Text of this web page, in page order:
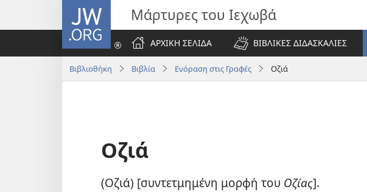
JW.ORG Μάρτυρες του Ιεχωβά
ΑΡΧΙΚΗ ΣΕΛΙΔΑ
ΒΙΒΛΙΚΕΣ ΔΙΔΑΣΚΑΛΙΕΣ
Βιβλιοθήκη Βιβλία Ενόραση στις Γραφές Οζιά
Οζιά
(Οζιά) [συντετμημένη μορφή του Οζίας].